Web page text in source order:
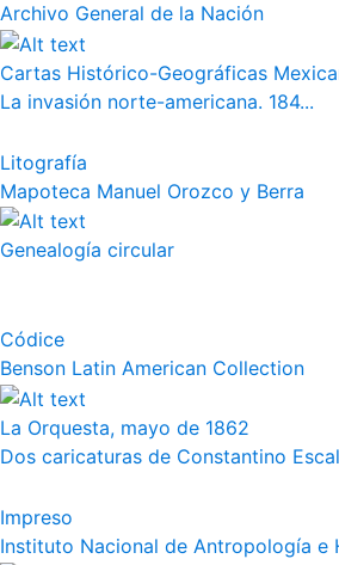
Archivo General de la Nación
Cartas Histórico-Geográficas
La invasión norte-americana. 184...
Litografía
Mapoteca Manuel Orozco y Berra
Genealogía circular
Códice
Benson Latin American Collection
La Orquesta, mayo de 1862
Dos caricaturas de Constantino
Impreso
Instituto Nacional de Antropología e